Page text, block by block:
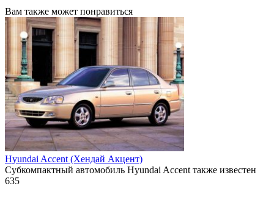
Вам также может понравиться
Hyundai Accent (Хендай Акцент)
Субкомпактный автомобиль Hyundai Accent также известен
635